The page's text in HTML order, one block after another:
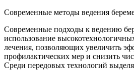
Современные методы ведения
Современные подходы к ведению
использование
лечения, позволяющих увеличить
профилактических мер и снизить
Среди передовых технологий